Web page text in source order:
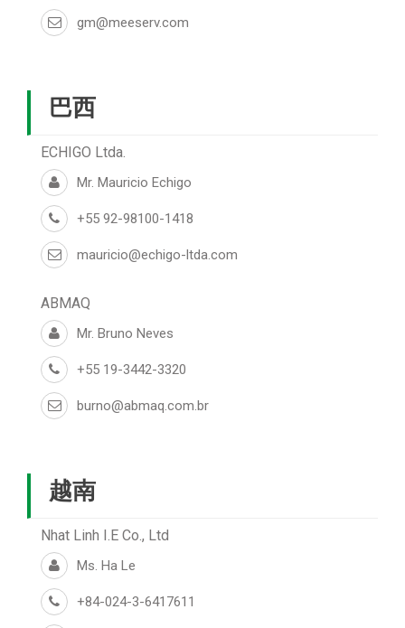
gm@meeserv.com
巴西
ECHIGO Ltda.
Mr. Mauricio Echigo
+55 92-98100-1418
mauricio@echigo-ltda.com
ABMAQ
Mr. Bruno Neves
+55 19-3442-3320
burno@abmaq.com.br
越南
Nhat Linh I.E Co., Ltd
Ms. Ha Le
+84-024-3-6417611